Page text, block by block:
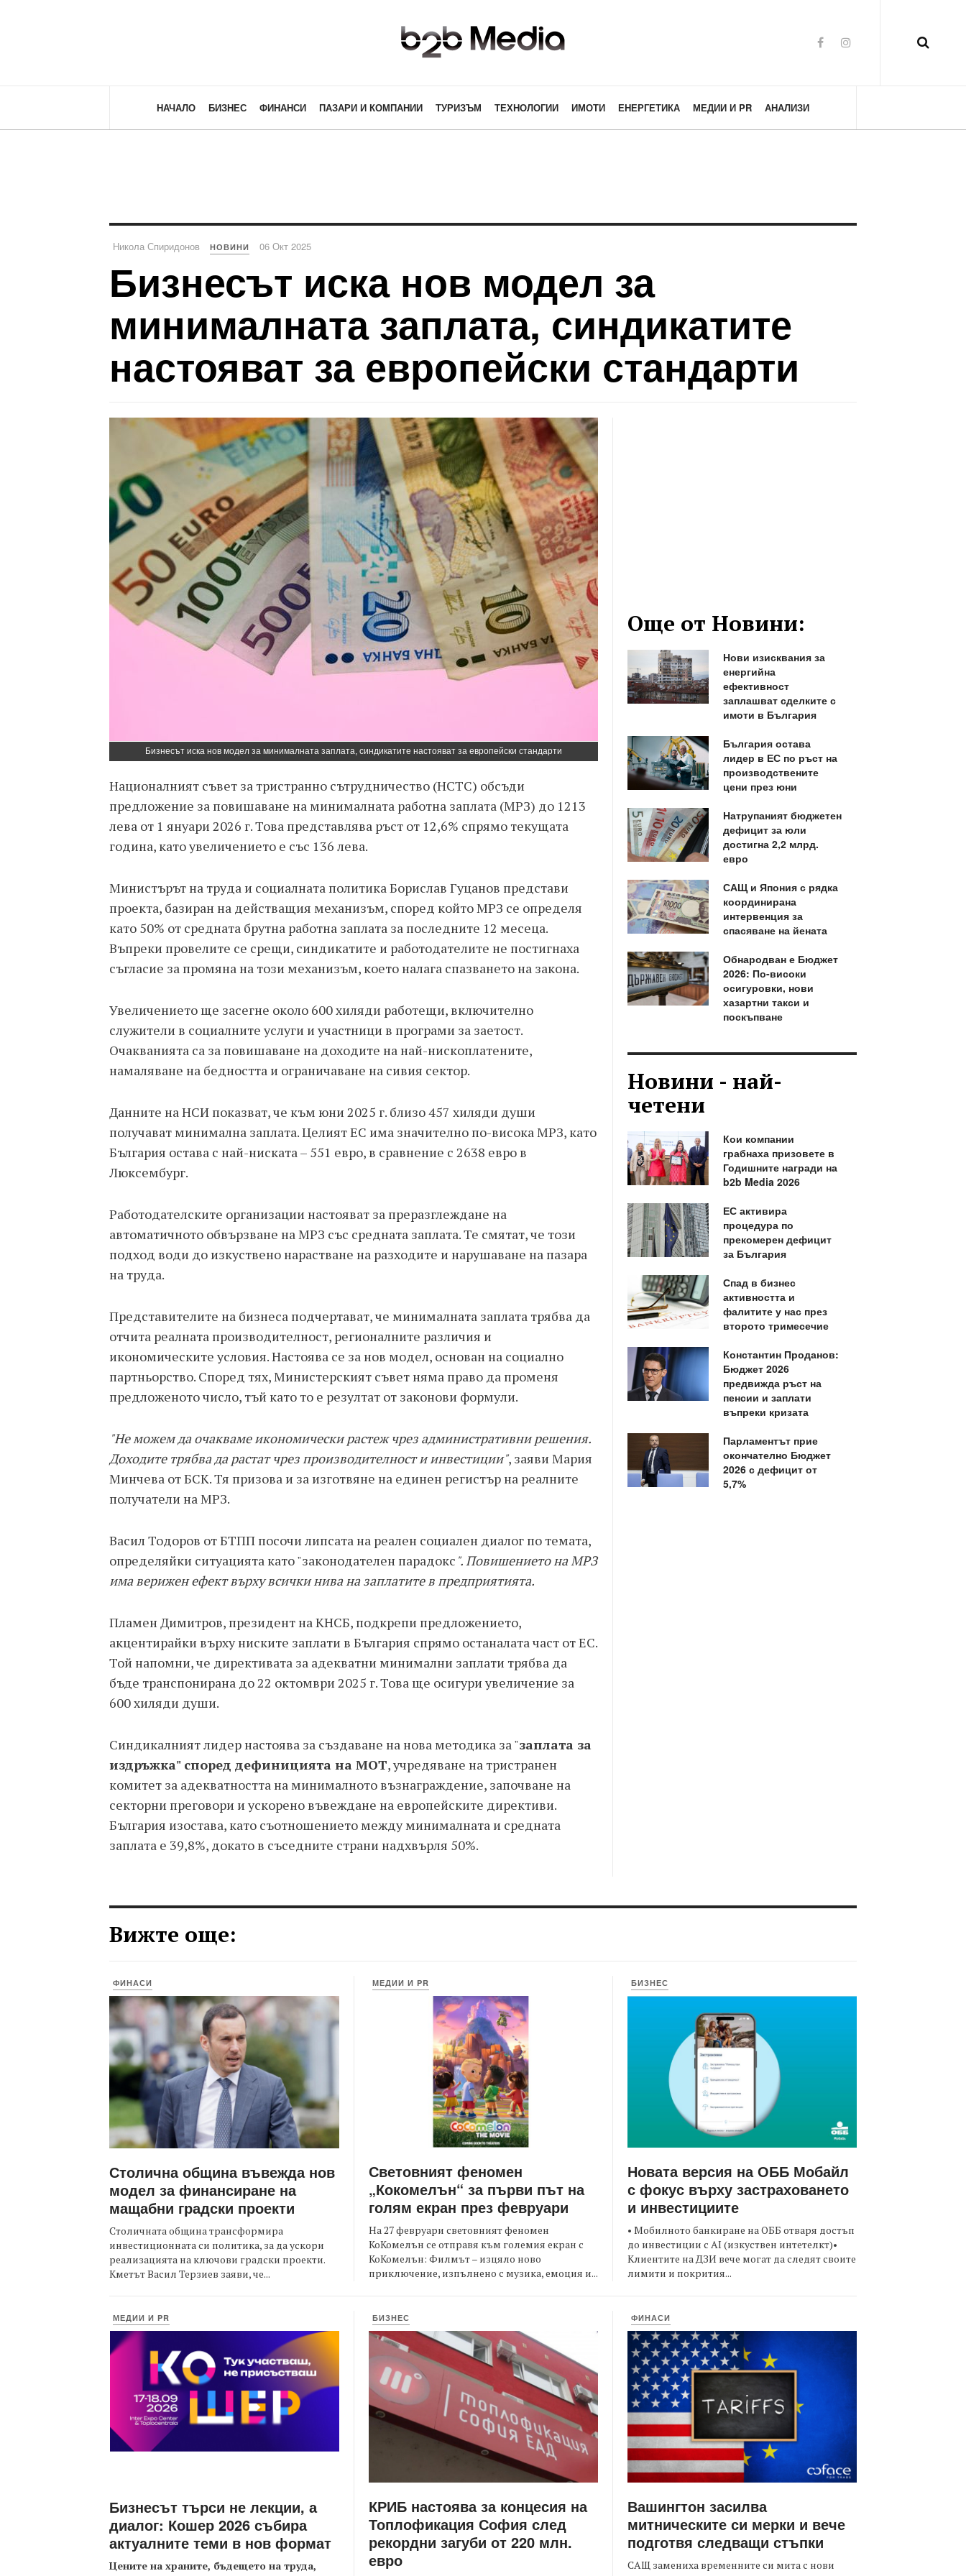
НАЧАЛО БИЗНЕС ФИНАНСИ ПАЗАРИ И КОМПАНИИ ТУРИЗЪМ ТЕХНОЛОГИИ ИМОТИ ЕНЕРГЕТИКА МЕДИИ И PR АНАЛИЗИ
Никола Спиридонов НОВИНИ 06 Окт 2025
Бизнесът иска нов модел за
минималната заплата, синдикатите
настояват за европейски стандарти
Бизнесът иска нов модел за минималната заплата, синдикатите настояват за европейски стандарти
Националният съвет за тристранно сътрудничество (НСТС) обсъди
предложение за повишаване на минималната работна заплата (МРЗ) до 1213
лева от 1 януари 2026 г. Това представлява ръст от 12,6% спрямо текущата
година, като увеличението е със 136 лева.
Министърът на труда и социалната политика Борислав Гуцанов представи
проекта, базиран на действащия механизъм, според който МРЗ се определя
като 50% от средната брутна работна заплата за последните 12 месеца.
Въпреки провелите се срещи, синдикатите и работодателите не постигнаха
съгласие за промяна на този механизъм, което налага спазването на закона.
Увеличението ще засегне около 600 хиляди работещи, включително
служители в социалните услуги и участници в програми за заетост.
Очакванията са за повишаване на доходите на най-нископлатените,
намаляване на бедността и ограничаване на сивия сектор.
Данните на НСИ показват, че към юни 2025 г. близо 457 хиляди души
получават минимална заплата. Целият ЕС има значително по-висока МРЗ, като
България остава с най-ниската – 551 евро, в сравнение с 2638 евро в
Люксембург.
Работодателските организации настояват за преразглеждане на
автоматичното обвързване на МРЗ със средната заплата. Те смятат, че този
подход води до изкуствено нарастване на разходите и нарушаване на пазара
на труда.
Представителите на бизнеса подчертават, че минималната заплата трябва да
отчита реалната производителност, регионалните различия и
икономическите условия. Настоява се за нов модел, основан на социално
партньорство. Според тях, Министерският съвет няма право да променя
предложеното число, тъй като то е резултат от законови формули.
"Не можем да очакваме икономически растеж чрез административни решения.
Доходите трябва да растат чрез производителност и инвестиции", заяви Мария
Минчева от БСК. Тя призова и за изготвяне на единен регистър на реалните
получатели на МРЗ.
Васил Тодоров от БТПП посочи липсата на реален социален диалог по темата,
определяйки ситуацията като "законодателен парадокс ". Повишението на МРЗ
има верижен ефект върху всички нива на заплатите в предприятията.
Пламен Димитров, президент на КНСБ, подкрепи предложението,
акцентирайки върху ниските заплати в България спрямо останалата част от ЕС.
Той напомни, че директивата за адекватни минимални заплати трябва да
бъде транспонирана до 22 октомври 2025 г. Това ще осигури увеличение за
600 хиляди души.
Синдикалният лидер настоява за създаване на нова методика за "заплата за
издръжка" според дефиницията на МОТ, учредяване на тристранен
комитет за адекватността на минималното възнаграждение, започване на
секторни преговори и ускорено въвеждане на европейските директиви.
България изостава, като съотношението между минималната и средната
заплата е 39,8%, докато в съседните страни надхвърля 50%.
Още от Новини:
Нови изисквания за
енергийна
ефективност
заплашват сделките с
имоти в България
България остава
лидер в ЕС по ръст на
производствените
цени през юни
Натрупаният бюджетен
дефицит за юли
достигна 2,2 млрд.
евро
САЩ и Япония с рядка
координирана
интервенция за
спасяване на йената
Обнародван е Бюджет
2026: По-високи
осигуровки, нови
хазартни такси и
поскъпване
Новини - най-
четени
Кои компании
грабнаха призовете в
Годишните награди на
b2b Media 2026
ЕС активира
процедура по
прекомерен дефицит
за България
Спад в бизнес
активността и
фалитите у нас през
второто тримесечие
Константин Проданов:
Бюджет 2026
предвижда ръст на
пенсии и заплати
въпреки кризата
Парламентът прие
окончателно Бюджет
2026 с дефицит от
5,7%
Вижте още:
ФИНАСИ
Столична община въвежда нов
модел за финансиране на
мащабни градски проекти
Столичната община трансформира
инвестиционната си политика, за да ускори
реализацията на ключови градски проекти.
Кметът Васил Терзиев заяви, че...
МЕДИИ И PR
Световният феномен
„Кокомелън“ за първи път на
голям екран през февруари
На 27 февруари световният феномен
КоКомелън се отправя към големия екран с
КоКомелън: Филмът – изцяло ново
приключение, изпълнено с музика, емоция и...
БИЗНЕС
Новата версия на ОББ Мобайл
с фокус върху застраховането
и инвестициите
• Мобилното банкиране на ОББ отваря достъп
до инвестиции с AI (изкуствен интетелкт)•
Клиентите на ДЗИ вече могат да следят своите
лимити и покрития...
МЕДИИ И PR
Бизнесът търси не лекции, а
диалог: Кошер 2026 събира
актуалните теми в нов формат
Цените на храните, бъдещето на труда,
БИЗНЕС
КРИБ настоява за концесия на
Топлофикация София след
рекордни загуби от 220 млн.
евро
ФИНАСИ
Вашингтон засилва
митническите си мерки и вече
подготвя следващи стъпки
САЩ замениха временните си мита с нови